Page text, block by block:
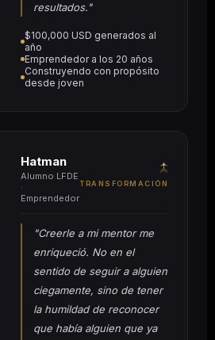
resultados."
$100,000 USD generados al
año
Emprendedor a los 20 años
Construyendo con propósito
desde joven
Hatman
Alumno LFDE
·
Emprendedor
↑
TRANSFORMACIÓN
"Creerle a mi mentor me
enriqueció. No en el
sentido de seguir a alguien
ciegamente, sino de tener
la humildad de reconocer
que había alguien que ya